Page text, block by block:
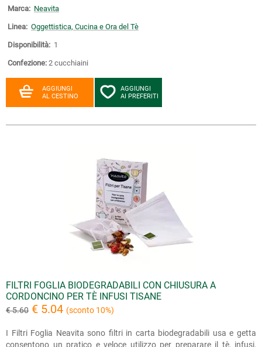
Marca: Neavita
Linea: Oggettistica, Cucina e Ora del Tè
Disponibilità: 1
Confezione: 2 cucchiaini
AGGIUNGI
AL CESTINO
AGGIUNGI
AI PREFERITI
FILTRI FOGLIA BIODEGRADABILI CON CHIUSURA A
CORDONCINO PER TÈ INFUSI TISANE
€ 5.60 € 5.04 (sconto 10%)
I Filtri Foglia Neavita sono filtri in carta biodegradabili usa e getta
consentono un pratico e veloce utilizzo per preparare il tè, infusi,